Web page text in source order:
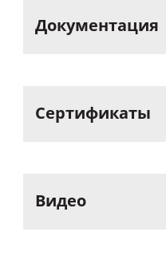
Документация
Сертификаты
Видео